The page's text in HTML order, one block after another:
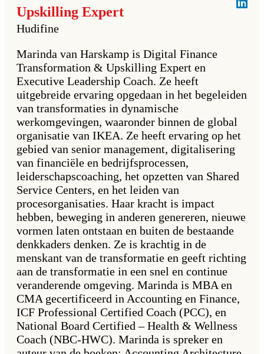
Upskilling Expert
Hudifine
Marinda van Harskamp is Digital Finance
Transformation & Upskilling Expert en
Executive Leadership Coach. Ze heeft
uitgebreide ervaring opgedaan in het begeleiden
van transformaties in dynamische
werkomgevingen, waaronder binnen de global
organisatie van IKEA. Ze heeft ervaring op het
gebied van senior management, digitalisering
van financiële en bedrijfsprocessen,
leiderschapscoaching, het opzetten van Shared
Service Centers, en het leiden van
procesorganisaties. Haar kracht is impact
hebben, beweging in anderen genereren, nieuwe
vormen laten ontstaan en buiten de bestaande
denkkaders denken. Ze is krachtig in de
menskant van de transformatie en geeft richting
aan de transformatie in een snel en continue
veranderende omgeving. Marinda is MBA en
CMA gecertificeerd in Accounting en Finance,
ICF Professional Certified Coach (PCC), en
National Board Certified – Health & Wellness
Coach (NBC-HWC). Marinda is spreker en